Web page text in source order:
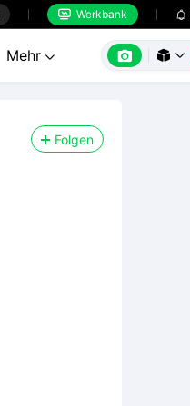
 Werkbank 
Mehr    
Folgen